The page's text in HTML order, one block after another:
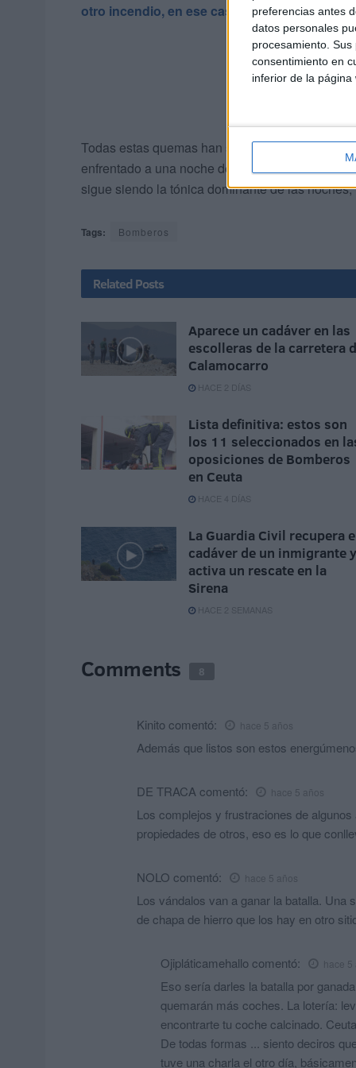
preferencias antes
datos personales
procesamiento.
consentimiento en
inferior de la página
otro incendio, en ese caso de chatarras.
Todas estas quemas han sido confirmadas por
enfrentado a una noche de mucha actividad
sigue siendo la tónica dominante de las
Tags: Bomberos
Related Posts
Aparece un cadáver en las
escolleras de la carretera
Calamocarro
HACE 2 DÍAS
Lista definitiva: estos son
los 11 seleccionados en
oposiciones de Bomberos
en Ceuta
HACE 4 DÍAS
La Guardia Civil recupera
cadáver de un inmigrante y
activa un rescate en la
Sirena
HACE 2 SEMANAS
Comments 8
Kinito comentó: hace 5 años
Además que listos son estos
DE TRACA comentó: hace 5 años
Los complejos y frustraciones de
propiedades de otros, eso es lo que
NOLO comentó: hace 5 años
Los vándalos van a ganar la batalla. Una
de chapa de hierro que los hay en otro
Ojipláticamehallo comentó: hace 5
Eso sería darles la batalla por
quemarán más coches. La lotería:
encontrarte tu coche calcinado.
De todas formas ... siento deciros
tuve una charla el otro día,